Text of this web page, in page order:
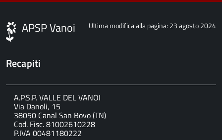
Ultima modifica alla pagina: 23 agosto 2024
APSP Vanoi
Recapiti
A.P.S.P. VALLE DEL VANOI
Via Danoli, 15
38050 Canal San Bovo (TN)
Cod. Fisc. 81002610228
P.IVA 00481180222